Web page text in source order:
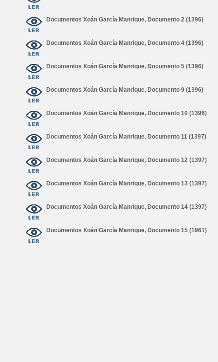
Documentos Xoán García Manrique, Documento 2 (1396)
Documentos Xoán García Manrique, Documento 4 (1396)
Documentos Xoán García Manrique, Documento 5 (1396)
Documentos Xoán García Manrique, Documento 9 (1396)
Documentos Xoán García Manrique, Documento 10 (1396)
Documentos Xoán García Manrique, Documento 11 (1397)
Documentos Xoán García Manrique, Documento 12 (1397)
Documentos Xoán García Manrique, Documento 13 (1397)
Documentos Xoán García Manrique, Documento 14 (1397)
Documentos Xoán García Manrique, Documento 15 (1961)